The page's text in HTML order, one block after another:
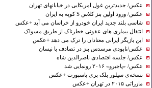
عکس/ جدیدترین غول امریکایی در خیابانهای تهران
عکس/ ورود اولین بنز کلاس S كوپه به ایران
شاسی بلند جدید ایران خودرو از خراسان می آید +عکس
انتقال بیماری های عفونی خطرناک از طریق مسواک
این بازیگر ایرانی معتادان را ترک می دهد +عکس
عکس/نابودی مرسدس بنز در تصادف با نیسان
عکس/ جلسه اقتصادی ناصرالدین شاه
عکس/ «پاجیرو» ۲۰۱۶ رونمایی شد
نسخه‌ی سیلور بلک بری پاسپورت +عکس
مازراتی ۲۰۱۵ در تهران +عکس